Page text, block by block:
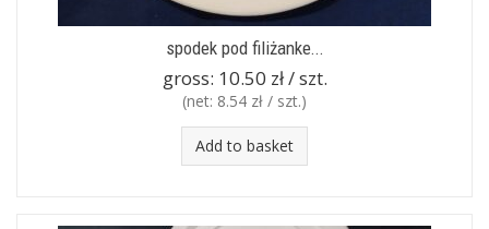
spodek pod filiżanke...
gross: 10.50 zł / szt.
(net: 8.54 zł / szt.)
Add to basket